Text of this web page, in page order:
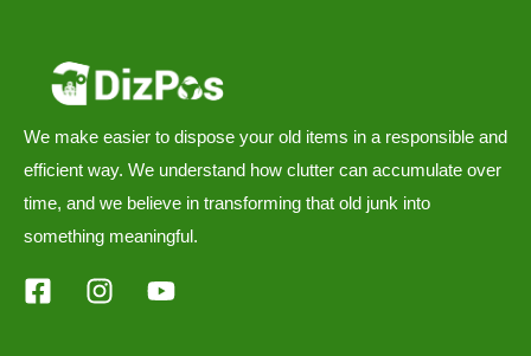
We make easier to dispose your old items in a responsible and
efficient way. We understand how clutter can accumulate over
time, and we believe in transforming that old junk into
something meaningful.